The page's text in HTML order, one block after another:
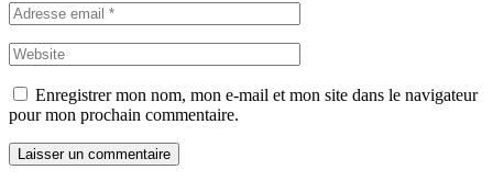
Enregistrer mon nom, mon e-mail et mon site dans le navigateur
pour mon prochain commentaire.